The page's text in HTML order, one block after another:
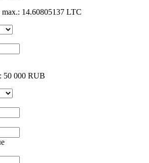
max.: 14.60805137 LTC
50 000 RUB